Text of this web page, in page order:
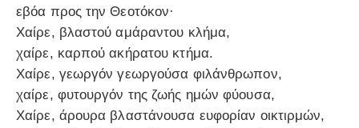
εβόα προς την Θεοτόκον·
Χαίρε, βλαστού αμάραντου κλήμα,
χαίρε, καρπού ακήρατου κτήμα.
Χαίρε, γεωργόν γεωργούσα φιλάνθρωπον,
χαίρε, φυτουργόν της ζωής ημών φύουσα,
Χαίρε, άρουρα βλαστάνουσα ευφορίαν οικτιρμών,